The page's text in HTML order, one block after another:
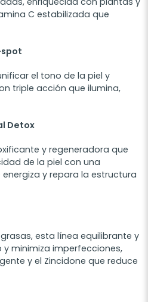
C estabilizada que
spot
el tono de la piel y
triple acción que ilumina,
Detox
y regeneradora que
de la piel con una
y repara la estructura
esta línea equilibrante y
minimiza imperfecciones,
y el Zincidone que reduce